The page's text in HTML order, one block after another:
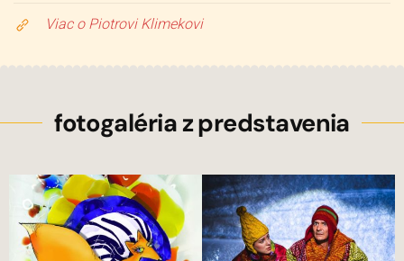
Viac o Piotrovi Klimekovi
fotogaléria z predstavenia